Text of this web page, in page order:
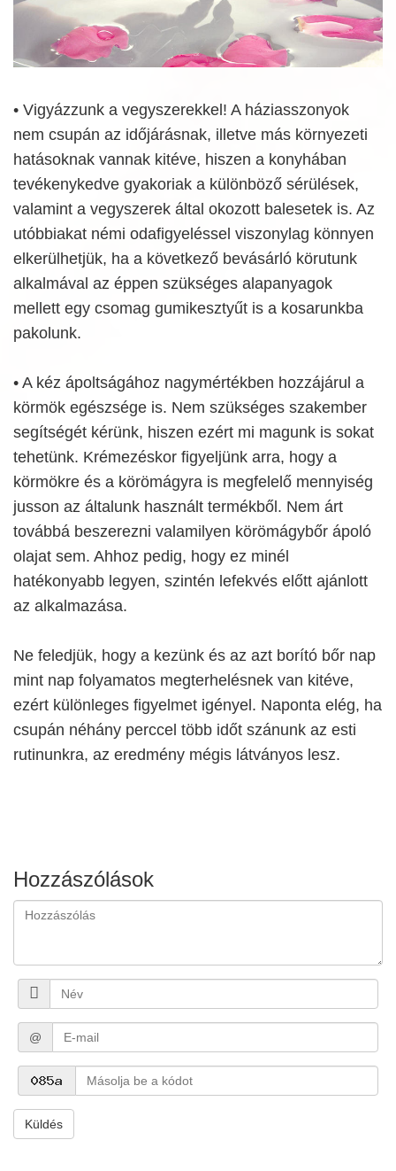
• Vigyázzunk a vegyszerekkel! A háziasszonyok
nem csupán az időjárásnak, illetve más környezeti
hatásoknak vannak kitéve, hiszen a konyhában
tevékenykedve gyakoriak a különböző sérülések,
valamint a vegyszerek által okozott balesetek is. Az
utóbbiakat némi odafigyeléssel viszonylag könnyen
elkerülhetjük, ha a következő bevásárló körutunk
alkalmával az éppen szükséges alapanyagok
mellett egy csomag gumikesztyűt is a kosarunkba
pakolunk.
• A kéz ápoltságához nagymértékben hozzájárul a
körmök egészsége is. Nem szükséges szakember
segítségét kérünk, hiszen ezért mi magunk is sokat
tehetünk. Krémezéskor figyeljünk arra, hogy a
körmökre és a körömágyra is megfelelő mennyiség
jusson az általunk használt termékből. Nem árt
továbbá beszerezni valamilyen körömágybőr ápoló
olajat sem. Ahhoz pedig, hogy ez minél
hatékonyabb legyen, szintén lefekvés előtt ajánlott
az alkalmazása.
Ne feledjük, hogy a kezünk és az azt borító bőr nap
mint nap folyamatos megterhelésnek van kitéve,
ezért különleges figyelmet igényel. Naponta elég, ha
csupán néhány perccel több időt szánunk az esti
rutinunkra, az eredmény mégis látványos lesz.
Hozzászólások
@
Küldés